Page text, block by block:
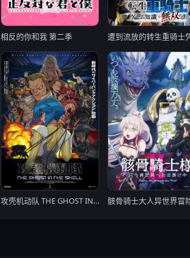
相反的你和我 第二季
攻壳机动队 THE GHOST IN THE SHELL